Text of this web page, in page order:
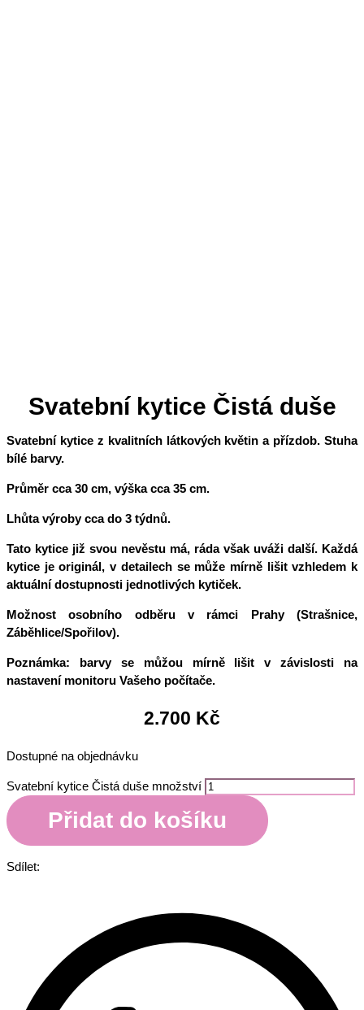
Svatební kytice Čistá duše
Svatební kytice z kvalitních látkových květin a přízdob. Stuha
bílé barvy.
Průměr cca 30 cm, výška cca 35 cm.
Lhůta výroby cca do 3 týdnů.
Tato kytice již svou nevěstu má, ráda však uváži další. Každá
kytice je originál, v detailech se může mírně lišit vzhledem k
aktuální dostupnosti jednotlivých kytiček.
Možnost osobního odběru v rámci Prahy (Strašnice,
Záběhlice/Spořilov).
Poznámka: barvy se můžou mírně lišit v závislosti na
nastavení monitoru Vašeho počítače.
2.700 Kč
Dostupné na objednávku
Svatební kytice Čistá duše množství
Přidat do košíku
Sdílet: